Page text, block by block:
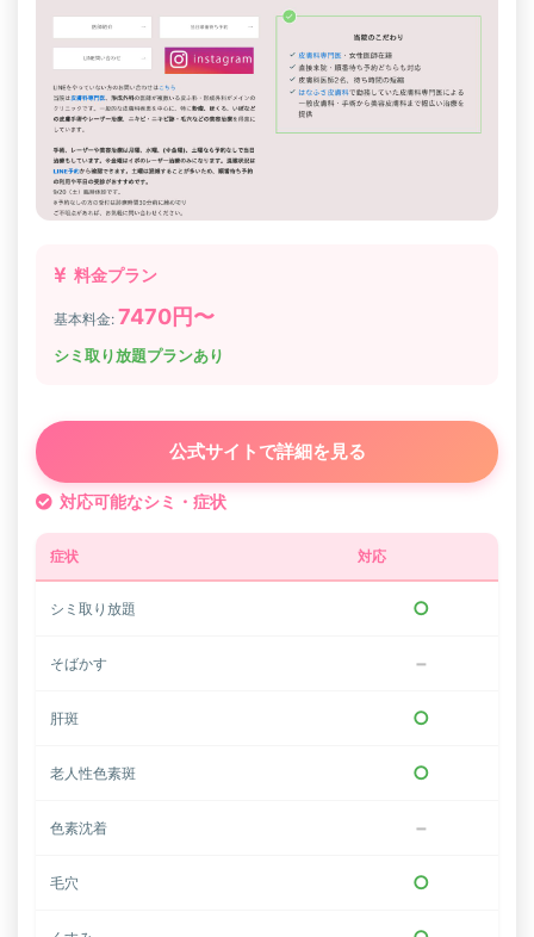
料金プラン
基本料金: 7470円〜
シミ取り放題プランあり
公式サイトで詳細を見る
対応可能なシミ・症状
症状 対応
シミ取り放題 ○
そばかす −
肝斑 ○
老人性色素斑 ○
色素沈着 −
毛穴 ○